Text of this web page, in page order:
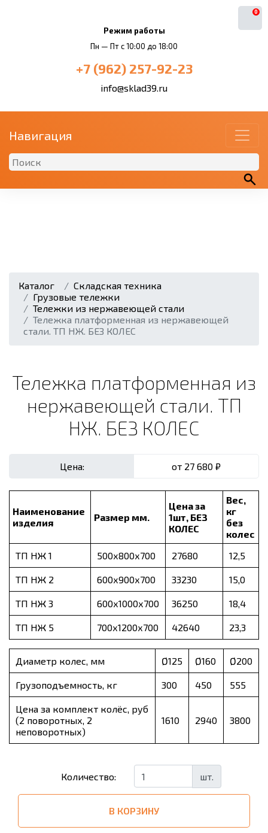
Режим работы
Пн — Пт с 10:00 до 18:00
0
+7 (962) 257-92-23
info@sklad39.ru
Навигация
Каталог
Складская техника
Грузовые тележки
Тележки из нержавеющей стали
Тележка платформенная из нержавеющей
стали. ТП НЖ. БЕЗ КОЛЕС
Тележка платформенная из
нержавеющей стали. ТП
НЖ. БЕЗ КОЛЕС
Цена: от 27 680 ₽
Наименование
изделия
Размер мм.
Цена за
1шт, БЕЗ
КОЛЕС
Вес,
кг
без
колес
ТП НЖ 1
500х800х700 27680 12,5
ТП НЖ 2 600х900х700 33230 15,0
ТП НЖ 3 600х1000х700 36250 18,4
ТП НЖ 5 700х1200х700 42640 23,3
Диаметр колес, мм Ø125 Ø160 Ø200
Грузоподъемность, кг 300 450 555
Цена за комплект колёс, руб
(2 поворотных, 2
неповоротных)
1610 2940 3800
Количество: шт.
В КОРЗИНУ